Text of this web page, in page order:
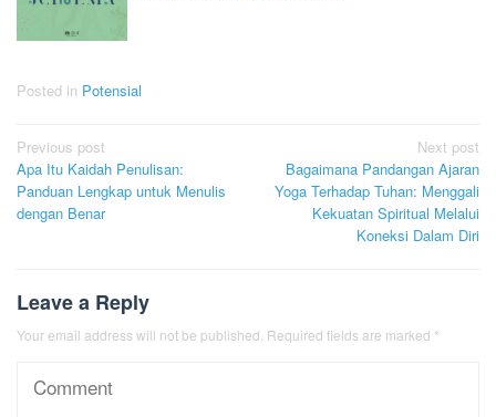
Posted in Potensial
Post
navigation
Previous post
Apa Itu Kaidah Penulisan:
Panduan Lengkap untuk Menulis
dengan Benar
Next post
Bagaimana Pandangan Ajaran
Yoga Terhadap Tuhan: Menggali
Kekuatan Spiritual Melalui
Koneksi Dalam Diri
Leave a Reply
Your email address will not be published. Required fields are marked *